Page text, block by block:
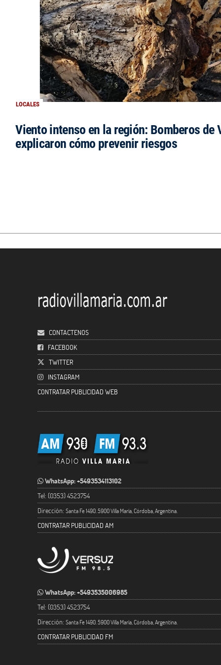
LOCALES
Viento intenso en la región: Bomberos de
explicaron cómo prevenir riesgos
CONTACTENOS
FACEBOOK
TWITTER
INSTAGRAM
CONTRATAR PUBLICIDAD WEB
WhatsApp: +5493534113102
Tel: (0353) 4523754
Dirección: Santa Fe 1490. 5900 Villa María, Córdoba, Argentina.
CONTRATAR PUBLICIDAD AM
WhatsApp: +5493535006985
Tel: (0353) 4523754
Dirección: Santa Fe 1490. 5900 Villa María, Córdoba, Argentina.
CONTRATAR PUBLICIDAD FM